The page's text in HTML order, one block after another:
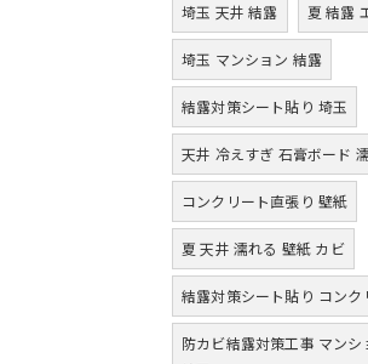
埼玉 天井 結露 夏 結露
埼玉 マンション 結露
結露対策シート貼り 埼玉
天井 冷えすぎ 石膏ボード
コンクリート直張り 壁紙
夏 天井 濡れる 壁紙 カビ
結露対策シート貼り コンク
防カビ結露対策工事 マン